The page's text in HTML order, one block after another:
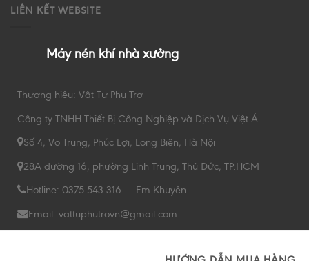
LIÊN KẾT WEBSITE
Máy nén khí nhà xưởng
Thương hiệu: Vật Tư Phụ Trợ
Công ty TNHH Thiết Bị Công Nghiệp và Dịch Vụ Việt Á
Số 4, Võ Trung, Phúc Lợi, Long Biên, Hà Nội
28A đường 16, phường Linh Trung, Thủ Đức, TP.HCM
Hotline: 0375 543 316 – Em Khuyên
Email: vattuphutrovn@gmail.com